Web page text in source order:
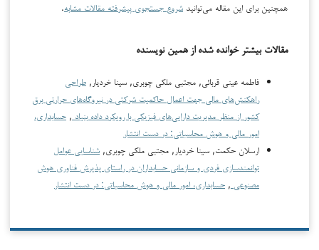
همچنین برای این مقاله می‌توانید شروع جستجوی پیشرفته مقالات مشابه.
مقالات بیشتر خوانده شده از همین نویسنده
فاطمه عینی قربائی, مجتبی ملکی چوبری, سینا خردیار, طراحی
راهکنش‌های مالی جهت اعمال حاکمیت شرکتی در نیروگاه‌های حرارتی برق
کشور از منظر مدیریت دارایی‌های فیزیکی با رویکرد داده بنیاد , حسابداری،
امور مالی و هوش محاسباتی: در دست انتشار
ارسلان حکمت, سینا خردیار, مجتبی ملکی چوبری, شناسایی عوامل
توانمندسازی فردی و سازمانی حسابداران در راستای پذیرش فناوری هوش
مصنوعی , حسابداری، امور مالی و هوش محاسباتی: در دست انتشار